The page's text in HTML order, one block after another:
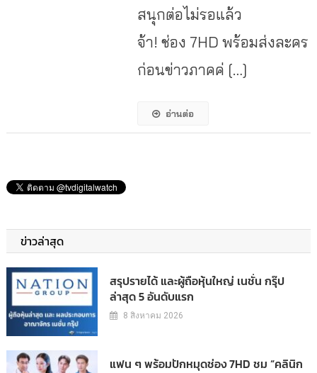
สนุกต่อไม่รอแล้ว
จ้า! ช่อง 7HD พร้อมส่งละคร
ก่อนข่าวภาคค่ […]
อ่านต่อ
ข่าวล่าสุด
สรุปรายได้ และผู้ถือหุ้นใหญ่ เนชั่น กรุ๊ป
ล่าสุด 5 อันดับแรก
8 สิงหาคม 2026
แฟน ๆ พร้อมปักหมุดช่อง 7HD ชม “คลินิก